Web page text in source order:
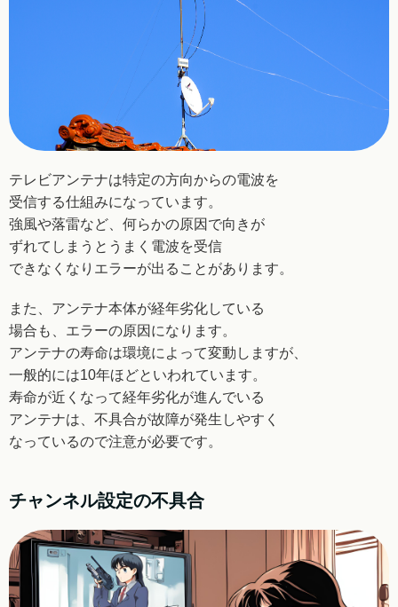
テレビアンテナは特定の方向からの電波を
受信する仕組みになっています。
強風や落雷など、何らかの原因で向きが
ずれてしまうとうまく電波を受信
できなくなりエラーが出ることがあります。
また、アンテナ本体が経年劣化している
場合も、 エラーの原因になります。
アンテナの寿命は環境によって変動しますが、
一般的には10年ほどといわれています。
寿命が近くなって経年劣化が進んでいる
アンテナは、 不具合が故障が発生しやすく
なっているので注意が必要です。
チャンネル設定の不具合